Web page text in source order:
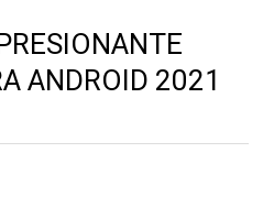
ANDROID 2021